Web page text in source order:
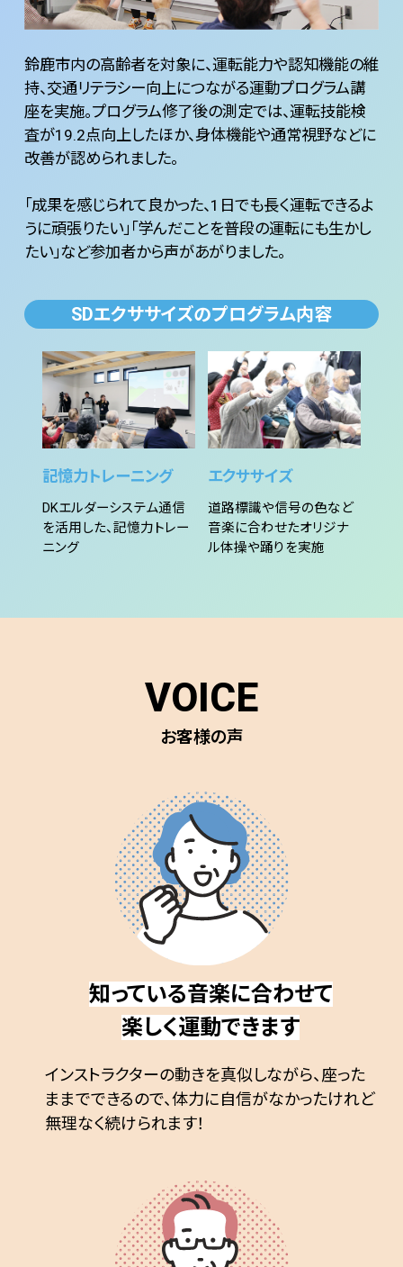
鈴鹿市内の高齢者を対象に、運転能力や認知機能の維
持、交通リテラシー向上につながる運動プログラム講
座を実施。プログラム修了後の測定では、運転技能検
査が19.2点向上したほか、身体機能や通常視野などに
改善が認められました。
「成果を感じられて良かった、1日でも長く運転できるよ
うに頑張りたい」「学んだことを普段の運転にも生かし
たい」など参加者から声があがりました。
SDエクササイズのプログラム内容
記憶力トレーニング
DKエルダーシステム通信
を活用した、記憶力トレー
ニング
エクササイズ
道路標識や信号の色など
音楽に合わせたオリジナ
ル体操や踊りを実施
VOICE
お客様の声
知っている音楽に合わせて
楽しく運動できます
インストラクターの動きを真似しながら、座った
ままでできるので、体力に自信がなかったけれど
無理なく続けられます！